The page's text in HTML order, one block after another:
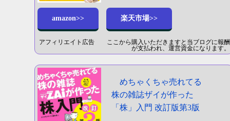
amazon>> 楽天市場>>
アフィリエイト広告 ここから購入いただきますと当ブログに報酬
が支払われ、運営資金になります。
めちゃくちゃ売れてる
株の雑誌ザイが作った
「株」入門 改訂版第3版